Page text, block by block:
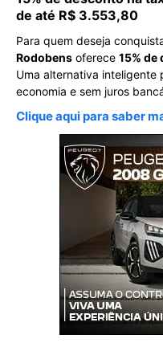
de até R$ 3.553,80
Para quem deseja
Rodobens oferece 15%
Uma alternativa inteligente
economia e sem juros
Clique aqui para saber